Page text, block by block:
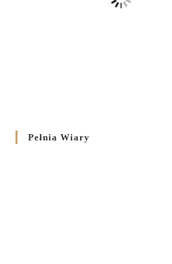
Pełnia Wiary